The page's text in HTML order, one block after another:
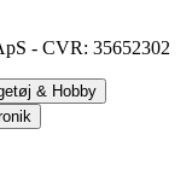
- CVR: 35652302
& Hobby